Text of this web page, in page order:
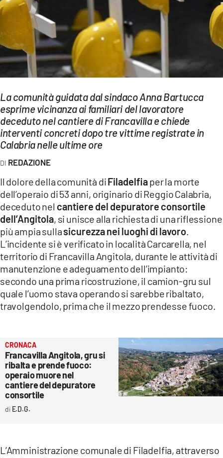
EVENTI
SPORT
Streaming
LAC TV
LAC NETWORK
LAC ONAIR
LaC
LACTV.IT
LACONAIR.IT
LACITYMAG.IT
ILREGGINO.IT
COSENZACHANNEL.IT
ILVIBONESE.IT
LACAPITALENEWS.IT
App
ANDROID
APPLE
La comunità guidata dal sindaco Anna Bartucca
esprime vicinanza ai familiari del lavoratore
deceduto nel cantiere di Francavilla e chiede
interventi concreti dopo tre vittime registrate in
Calabria nelle ultime ore
REDAZIONE
Il dolore della comunità diFiladelfiaper la morte
dell’operaio di 53 anni, originario di Reggio Calabria,
deceduto nel cantiere del depuratore consortile
dell’Angitola, si unisce alla richiesta di una riflessione
più ampia sullasicurezza nei luoghi di lavoro
L’incidente si è verificato in località Carcarella, nel
territorio di Francavilla Angitola, durante le attività di
manutenzione e adeguamento dell’impianto:
secondo una prima ricostruzione, il camion-gru sul
quale l’uomo stava operando si sarebbe ribaltato,
travolgendolo, prima che il mezzo prendesse fuoco.
CRONACA
Francavilla Angitola, gru si
ribalta e prende fuoco:
operaio muore nel
cantiere del depuratore
consortile
E.D.G.
L’Amministrazione comunale di Filadelfia, attraverso